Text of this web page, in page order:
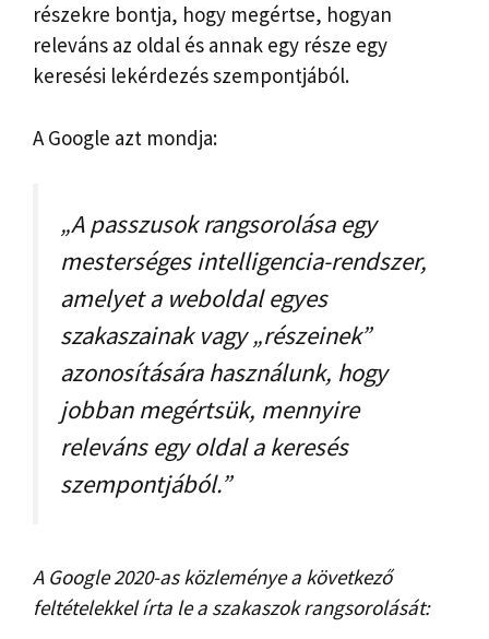
részekre bontja, hogy megértse, hogyan
releváns az oldal és annak egy része egy
keresési lekérdezés szempontjából.
A Google azt mondja:
„A passzusok rangsorolása egy
mesterséges intelligencia-rendszer,
amelyet a weboldal egyes
szakaszainak vagy „részeinek”
azonosítására használunk, hogy
jobban megértsük, mennyire
releváns egy oldal a keresés
szempontjából.”
A Google 2020-as közleménye a következő
feltételekkel írta le a szakaszok rangsorolását: